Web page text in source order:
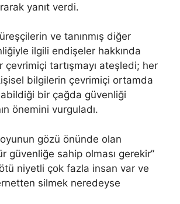
yanıt verdi.
ve tanınmış diğer
ilgili endişeler hakkında
çevrimiçi tartışmayı ateşledi; her
bilgilerin çevrimiçi ortamda
bir çağda güvenliği
önemini vurguladı.
gözü önünde olan
güvenliğe sahip olması gerekir”
niyetli çok fazla insan var ve
silmek neredeyse